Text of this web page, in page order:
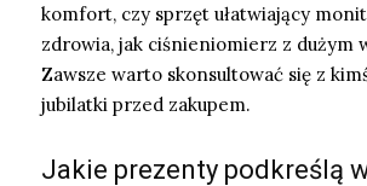
komfort, czy sprzęt ułatwiający
zdrowia, jak ciśnieniomierz z dużym
Zawsze warto skonsultować się z
jubilatki przed zakupem.
Jakie prezenty podkreślą